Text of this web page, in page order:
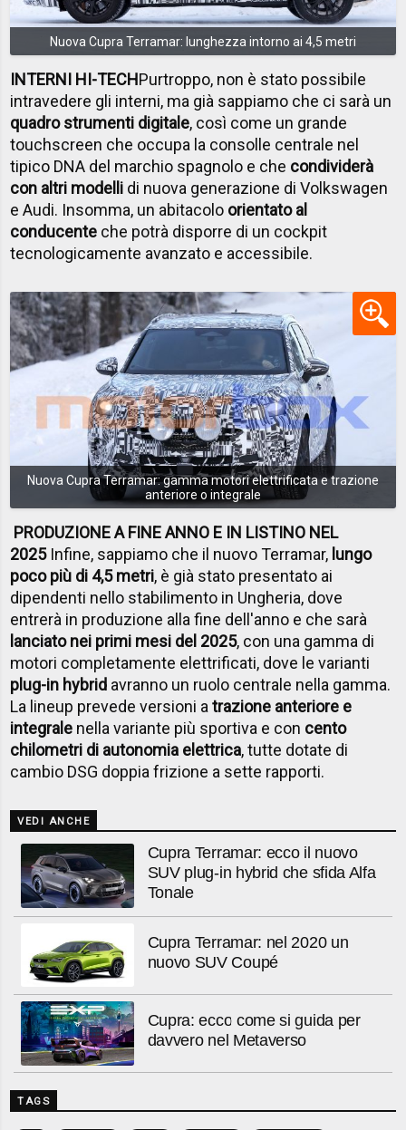
Nuova Cupra Terramar: lunghezza intorno ai 4,5 metri
INTERNI HI-TECHPurtroppo, non è stato possibile
intravedere gli interni, ma già sappiamo che ci sarà un
quadro strumenti digitale, così come un grande
touchscreen che occupa la consolle centrale nel
tipico DNA del marchio spagnolo e che condividerà
con altri modelli di nuova generazione di Volkswagen
e Audi. Insomma, un abitacolo orientato al
conducente che potrà disporre di un cockpit
tecnologicamente avanzato e accessibile.
Nuova Cupra Terramar: gamma motori elettrificata e trazione
anteriore o integrale
PRODUZIONE A FINE ANNO E IN LISTINO NEL
2025Infine, sappiamo che il nuovo Terramar, lungo
poco più di 4,5 metri, è già stato presentato ai
dipendenti nello stabilimento in Ungheria, dove
entrerà in produzione alla fine dell'anno e che sarà
lanciato nei primi mesi del 2025, con una gamma di
motori completamente elettrificati, dove le varianti
plug-in hybrid avranno un ruolo centrale nella gamma.
La lineup prevede versioni atrazione anteriore e
integrale nella variante più sportiva e con cento
chilometri di autonomia elettrica, tutte dotate di
cambio DSG doppia frizione a sette rapporti.
VEDI ANCHE
Cupra Terramar: ecco il nuovo
SUV plug-in hybrid che sfida Alfa
Tonale
Cupra Terramar: nel 2020 un
nuovo SUV Coupé
Cupra: ecco come si guida per
davvero nel Metaverso
TAGS